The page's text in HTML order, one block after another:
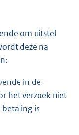
om uitstel
deze na
in de
het verzoek niet
betaling is